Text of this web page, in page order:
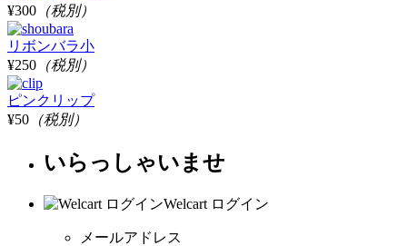
¥300 （税別）
リボンバラ小
¥250 （税別）
ピンクリップ
¥50 （税別）
いらっしゃいませ
Welcart ログイン
メールアドレス